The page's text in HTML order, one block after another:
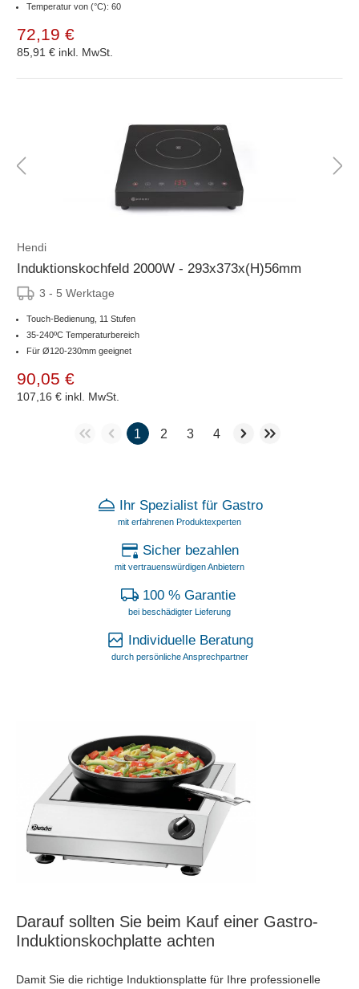
Temperatur von (°C): 60
72,19 €
85,91 € inkl. MwSt.
Hendi
Induktionskochfeld 2000W - 293x373x(H)56mm
3 - 5 Werktage
Touch-Bedienung, 11 Stufen
35-240ºC Temperaturbereich
Für Ø120-230mm geeignet
90,05 €
107,16 € inkl. MwSt.
1 2 3 4
Ihr Spezialist für Gastro
mit erfahrenen Produktexperten
Sicher bezahlen
mit vertrauenswürdigen Anbietern
100 % Garantie
bei beschädigter Lieferung
Individuelle Beratung
durch persönliche Ansprechpartner
Darauf sollten Sie beim Kauf einer Gastro-
Induktionskochplatte achten
Damit Sie die richtige Induktionsplatte für Ihre professionelle